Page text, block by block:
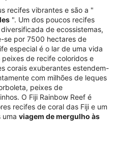
recifes vibrantes e são a "
". Um dos poucos recifes
de ecossistemas,
se por 7500 hectares de
especial é o lar de uma vida
de recife coloridos e
corais exuberantes estendem-
com milhões de leques
peixes de
O Fiji Rainbow Reef é
recifes de coral das Fiji e um
uma viagem de mergulho às